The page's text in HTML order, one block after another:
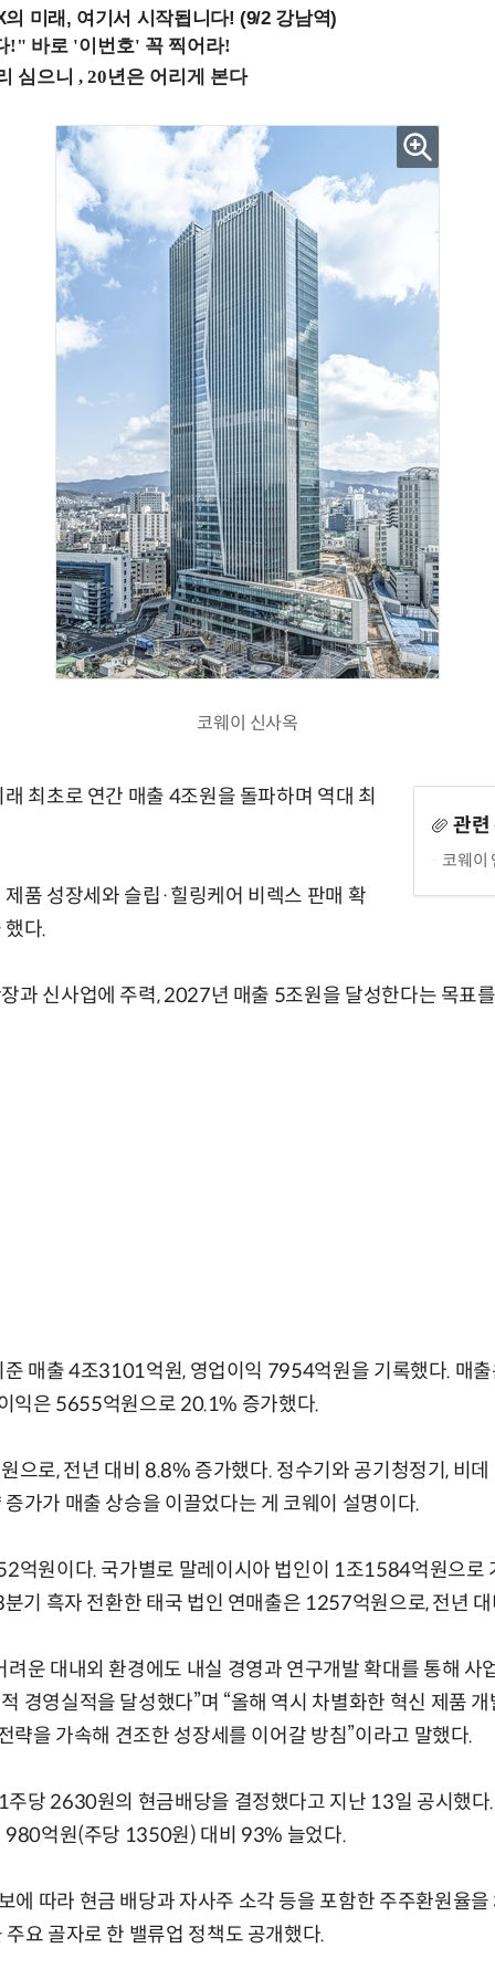
미래, 여기서 시작됩니다! (9/2 강남역)
코웨이 신사옥
관련
코웨이
최초로 연간 매출 4조원을 돌파하며 역대 최
품 성장세와 슬립·힐링케어 비렉스 판매 확
다.
과 신사업에 주력, 2027년 매출 5조원을 달성한다는 목표
준 매출 4조3101억원, 영업이익 7954억원을 기록했다. 매
익은 5655억원으로 20.1% 증가했다.
으로, 전년 대비 8.8% 증가했다. 정수기와 공기청정기, 비
가가 매출 상승을 이끌었다는 게 코웨이 설명이다.
억원이다. 국가별로 말레이시아 법인이 1조1584억원으로
기 흑자 전환한 태국 법인 연매출은 1257억원으로, 전년
려운 대내외 환경에도 내실 경영과 연구개발 확대를 통해 사
경영실적을 달성했다”며 “올해 역시 차별화한 혁신 제품
략을 가속해 견조한 성장세를 이어갈 방침”이라고 말했다.
주당 2630원의 현금배당을 결정했다고 지난 13일 공시했
980억원(주당 1350원) 대비 93% 늘었다.
에 따라 현금 배당과 자사주 소각 등을 포함한 주주환원율
요 골자로 한 밸류업 정책도 공개했다.